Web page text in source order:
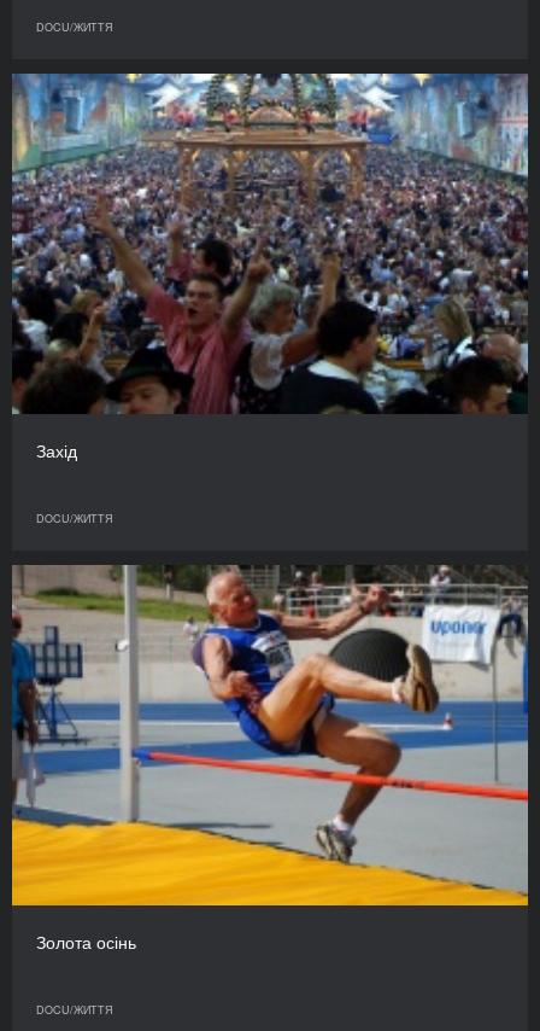
DOCU/ЖИТТЯ
Захід
DOCU/ЖИТТЯ
Золота осінь
DOCU/ЖИТТЯ